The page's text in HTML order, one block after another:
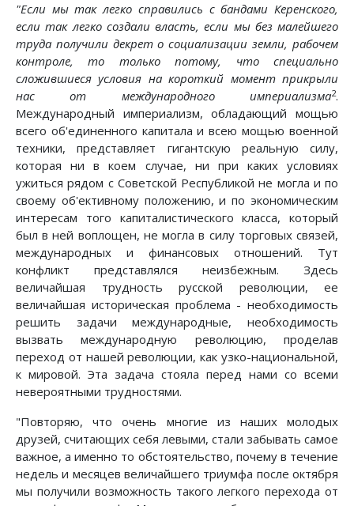
"Если мы так легко справились с бандами Керенского,
если так легко создали власть, если мы без малейшего
труда получили декрет о социализации земли, рабочем
контроле, то только потому, что специально
сложившиеся условия на короткий момент прикрыли
нас от международного империализма2.
Международный империализм, обладающий мощью
всего об'единенного капитала и всею мощью военной
техники, представляет гигантскую реальную силу,
которая ни в коем случае, ни при каких условиях
ужиться рядом с Советской Республикой не могла и по
своему об'ективному положению, и по экономическим
интересам того капиталистического класса, который
был в ней воплощен, не могла в силу торговых связей,
международных и финансовых отношений. Тут
конфликт представлялся неизбежным. Здесь
величайшая трудность русской революции, ее
величайшая историческая проблема - необходимость
решить задачи международные, необходимость
вызвать международную революцию, проделав
переход от нашей революции, как узко-национальной,
к мировой. Эта задача стояла перед нами со всеми
невероятными трудностями.
"Повторяю, что очень многие из наших молодых
друзей, считающих себя левыми, стали забывать самое
важное, а именно то обстоятельство, почему в течение
недель и месяцев величайшего триумфа после октября
мы получили возможность такого легкого перехода от